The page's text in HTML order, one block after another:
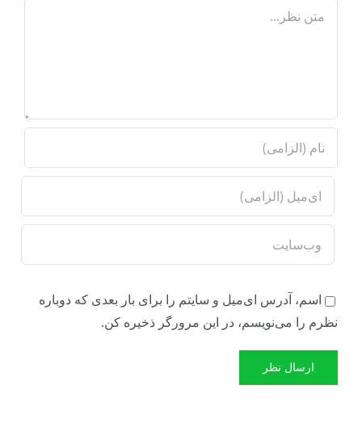
Comment
اسم، آدرس ای‌میل و سایتم را برای بار بعدی که دوباره
نظرم را می‌نویسم، در این مرورگر ذخیره کن.